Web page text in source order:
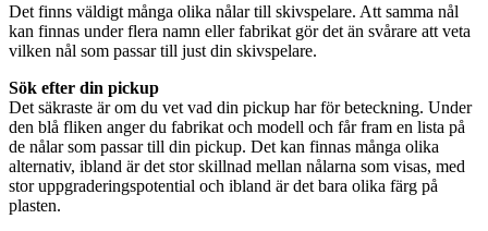
Det finns väldigt många olika nålar till skivspelare. Att samma nål
kan finnas under flera namn eller fabrikat gör det än svårare att veta
vilken nål som passar till just din skivspelare.
Sök efter din pickup
Det säkraste är om du vet vad din pickup har för beteckning. Under
den blå fliken anger du fabrikat och modell och får fram en lista på
de nålar som passar till din pickup. Det kan finnas många olika
alternativ, ibland är det stor skillnad mellan nålarna som visas, med
stor uppgraderingspotential och ibland är det bara olika färg på
plasten.